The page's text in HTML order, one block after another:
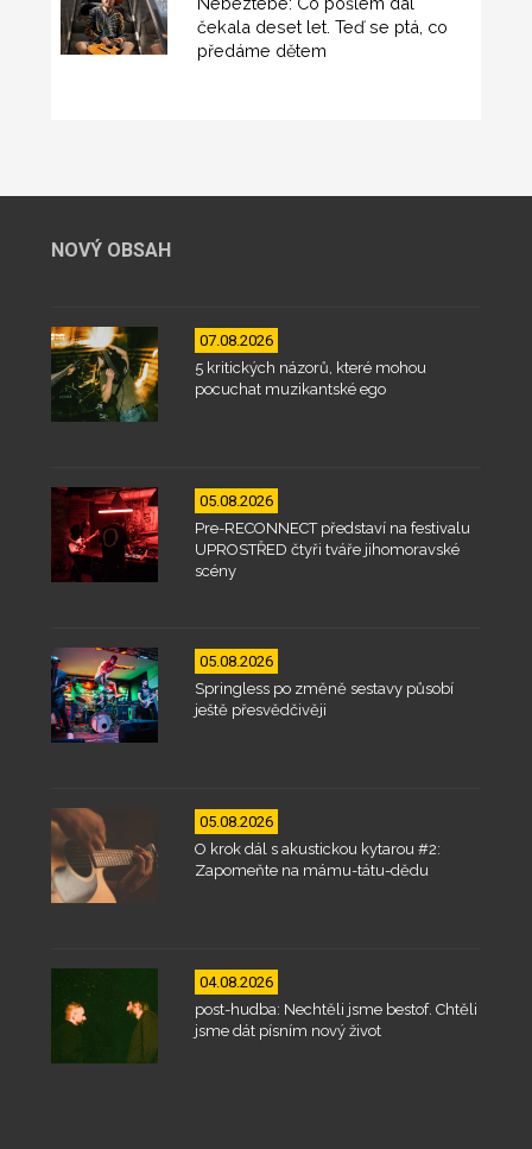
čekala deset let. Teď se ptá, co
předáme dětem
NOVÝ OBSAH
07.08.2026
5 kritických názorů, které mohou
pocuchat muzikantské ego
05.08.2026
Pre-RECONNECT představí na festivalu
UPROSTŘED čtyři tváře jihomoravské
scény
05.08.2026
Springless po změně sestavy působí
ještě přesvědčivěji
05.08.2026
O krok dál s akustickou kytarou #2:
Zapomeňte na mámu-tátu-dědu
04.08.2026
post-hudba: Nechtěli jsme bestof. Chtěli
jsme dát písním nový život